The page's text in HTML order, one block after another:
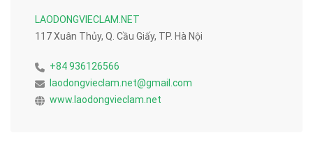
LAODONGVIECLAM.NET
117 Xuân Thủy, Q. Cầu Giấy, TP. Hà Nội
+84 936126566
laodongvieclam.net@gmail.com
www.laodongvieclam.net